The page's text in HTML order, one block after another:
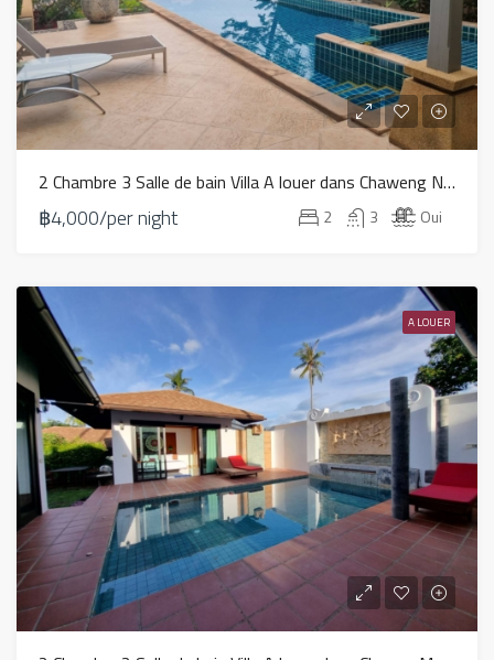
2 Chambre 3 Salle de bain Villa A louer dans Chaweng Noi – HR0057
฿4,000/per night 2 3 Oui
A LOUER